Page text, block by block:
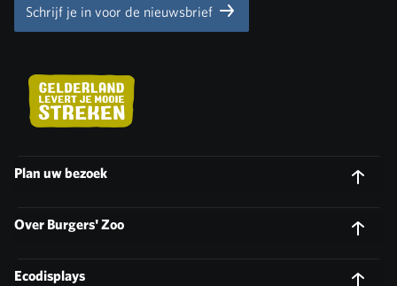
Schrijf je in voor de nieuwsbrief
Plan uw bezoek
Over Burgers' Zoo
Ecodisplays